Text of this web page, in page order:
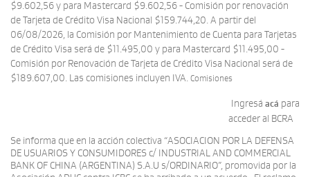
$9.602,56 y para Mastercard $9.602,56 - Comisión por renovación
de Tarjeta de Crédito Visa Nacional $159.744,20. A partir del
06/08/2026, la Comisión por Mantenimiento de Cuenta para Tarjetas
de Crédito Visa será de $11.495,00 y para Mastercard $11.495,00 -
Comisión por Renovación de Tarjeta de Crédito Visa Nacional será de
$189.607,00. Las comisiones incluyen IVA. Comisiones
Ingresá acá para
acceder al BCRA
Se informa que en la acción colectiva “ASOCIACION POR LA DEFENSA
DE USUARIOS Y CONSUMIDORES c/ INDUSTRIAL AND COMMERCIAL
BANK OF CHINA (ARGENTINA) S.A.U s/ORDINARIO”, promovida por la